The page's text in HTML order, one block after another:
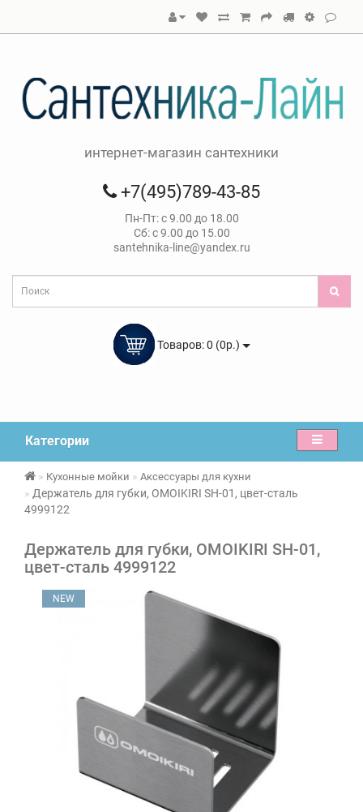
интернет-магазин сантехники
+7(495)789-43-85
Пн-Пт: с 9.00 до 18.00
Сб: с 9.00 до 15.00
santehnika-line@yandex.ru
Товаров: 0 (0р.)
Категории
Кухонные мойки Аксессуары для кухни
Держатель для губки, OMOIKIRI SH-01, цвет-сталь
4999122
Держатель для губки, OMOIKIRI SH-01,
цвет-сталь 4999122
NEW